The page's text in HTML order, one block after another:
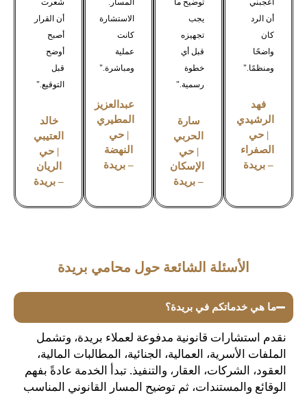
أعجبني
أن الرد
كان
واضحًا
ومنظمًا."
فهد
الرشيدي
| حي
الصفراء
– بريدة
توضيح ما
يجب
تجهيزه
قبل أي
خطوة
رسمية."
سارة
الحربي
| حي
الإسكان
– بريدة
المسار.
الاستشارة
كانت
عملية
ومباشرة."
عبدالعزيز
المطيري
| حي
النهضة
– بريدة
شعرت
أن القرار
أصبح
أوضح
قبل
التوقيع."
خالد
العتيبي
| حي
الريان
– بريدة
الأسئلة الشائعة حول محامي بريدة
ما هي خدماتكم في بريدة؟
نقدم استشارات قانونية مدفوعة لعملاء بريدة، وتشمل
الملفات الأسرية، العمالية، الجنائية، المطالبات المالية،
العقود، الشركات، العقار، والتنفيذ. تبدأ الخدمة عادةً بفهم
الوقائع والمستندات، ثم توضيح المسار القانوني المناسب